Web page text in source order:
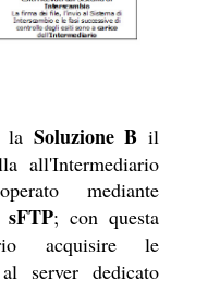
la Soluzione B il
all'Intermediario
mediante
sFTP; con questa
acquisire le
server dedicato